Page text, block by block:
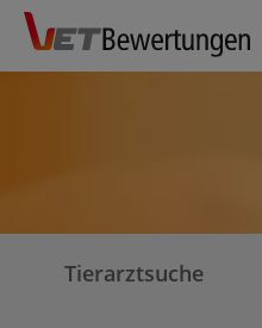
Skip
content
Tierarztsuche